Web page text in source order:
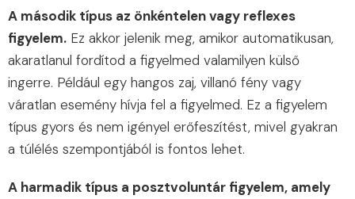
A második típus az önkéntelen vagy reflexes
figyelem. Ez akkor jelenik meg, amikor automatikusan,
akaratlanul fordítod a figyelmed valamilyen külső
ingerre. Például egy hangos zaj, villanó fény vagy
váratlan esemény hívja fel a figyelmed. Ez a figyelem
típus gyors és nem igényel erőfeszítést, mivel gyakran
a túlélés szempontjából is fontos lehet.
A harmadik típus a posztvoluntár figyelem, amely